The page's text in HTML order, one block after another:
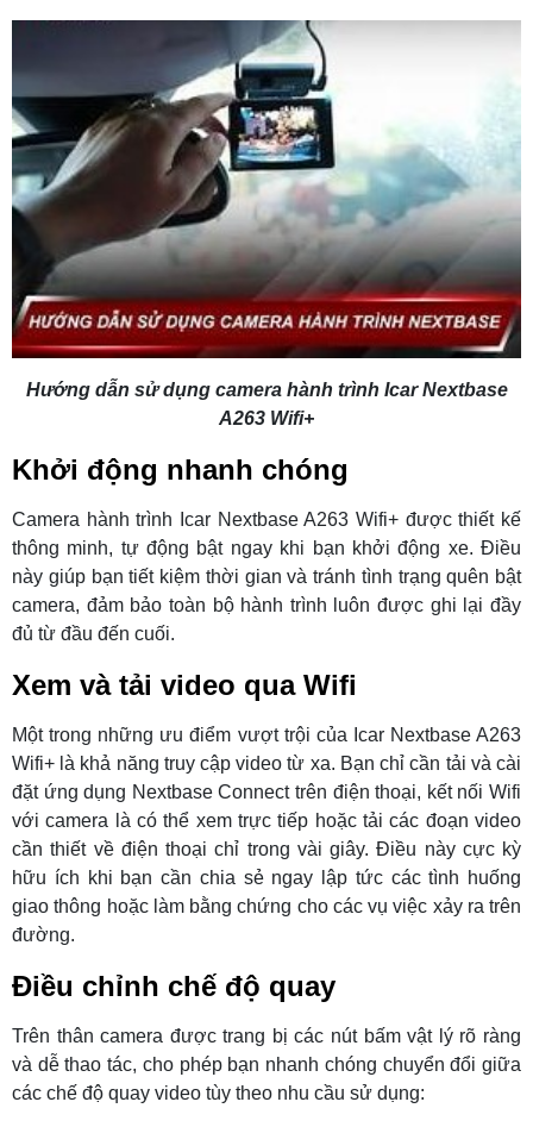
Hướng dẫn sử dụng camera hành trình Icar Nextbase
A263 Wifi+
Khởi động nhanh chóng
Camera hành trình Icar Nextbase A263 Wifi+ được thiết kế
thông minh, tự động bật ngay khi bạn khởi động xe. Điều
này giúp bạn tiết kiệm thời gian và tránh tình trạng quên bật
camera, đảm bảo toàn bộ hành trình luôn được ghi lại đầy
đủ từ đầu đến cuối.
Xem và tải video qua Wifi
Một trong những ưu điểm vượt trội của Icar Nextbase A263
Wifi+ là khả năng truy cập video từ xa. Bạn chỉ cần tải và cài
đặt ứng dụng Nextbase Connect trên điện thoại, kết nối Wifi
với camera là có thể xem trực tiếp hoặc tải các đoạn video
cần thiết về điện thoại chỉ trong vài giây. Điều này cực kỳ
hữu ích khi bạn cần chia sẻ ngay lập tức các tình huống
giao thông hoặc làm bằng chứng cho các vụ việc xảy ra trên
đường.
Điều chỉnh chế độ quay
Trên thân camera được trang bị các nút bấm vật lý rõ ràng
và dễ thao tác, cho phép bạn nhanh chóng chuyển đổi giữa
các chế độ quay video tùy theo nhu cầu sử dụng: